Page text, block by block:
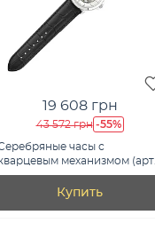
19 608 грн
43 572 грн -55%
часы с
механизмом (арт.
338срч)
Купить